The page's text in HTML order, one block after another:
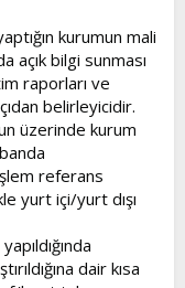
kurumun mali
açık bilgi sunması
raporları ve
belirleyicidir.
üzerinde kurum
referans
yurt içi/yurt dışı
dair kısa